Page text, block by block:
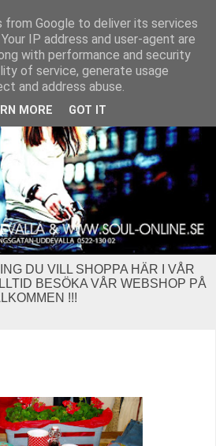
DU VILL SHOPPA HÄR I VÅR
BESÖKA VÅR WEBSHOP PÅ
!!!
from Google to deliver its services
IP address and user-agent are
with performance and security
of service, generate usage
and address abuse.
MORE GOT IT